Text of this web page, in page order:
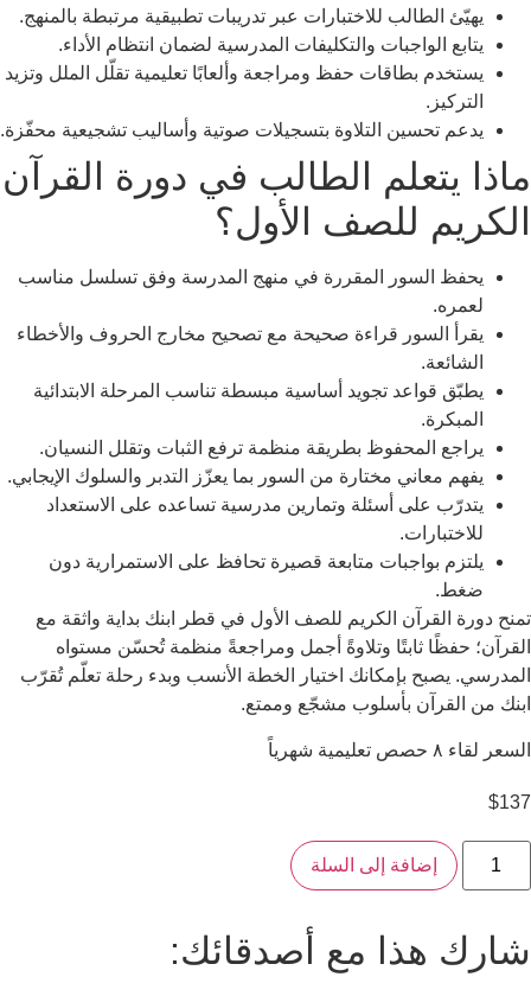
يهيّئ الطالب للاختبارات عبر تدريبات تطبيقية مرتبطة بالمنهج.
يتابع الواجبات والتكليفات المدرسية لضمان انتظام الأداء.
يستخدم بطاقات حفظ ومراجعة وألعابًا تعليمية تقلّل الملل وتزيد
التركيز.
يدعم تحسين التلاوة بتسجيلات صوتية وأساليب تشجيعية محفّزة.
ماذا يتعلم الطالب في دورة القرآن
الكريم للصف الأول؟
يحفظ السور المقررة في منهج المدرسة وفق تسلسل مناسب
لعمره.
يقرأ السور قراءة صحيحة مع تصحيح مخارج الحروف والأخطاء
الشائعة.
يطبّق قواعد تجويد أساسية مبسطة تناسب المرحلة الابتدائية
المبكرة.
يراجع المحفوظ بطريقة منظمة ترفع الثبات وتقلل النسيان.
يفهم معاني مختارة من السور بما يعزّز التدبر والسلوك الإيجابي.
يتدرّب على أسئلة وتمارين مدرسية تساعده على الاستعداد
للاختبارات.
يلتزم بواجبات متابعة قصيرة تحافظ على الاستمرارية دون
ضغط.
تمنح دورة القرآن الكريم للصف الأول في قطر ابنك بداية واثقة مع
القرآن؛ حفظًا ثابتًا وتلاوةً أجمل ومراجعةً منظمة تُحسّن مستواه
المدرسي. يصبح بإمكانك اختيار الخطة الأنسب وبدء رحلة تعلّم تُقرّب
ابنك من القرآن بأسلوب مشجّع وممتع.
السعر لقاء ٨ حصص تعليمية شهرياً
$137
كمية
القرآن
الكريم
الأول
إضافة إلى السلة
شارك هذا مع أصدقائك: